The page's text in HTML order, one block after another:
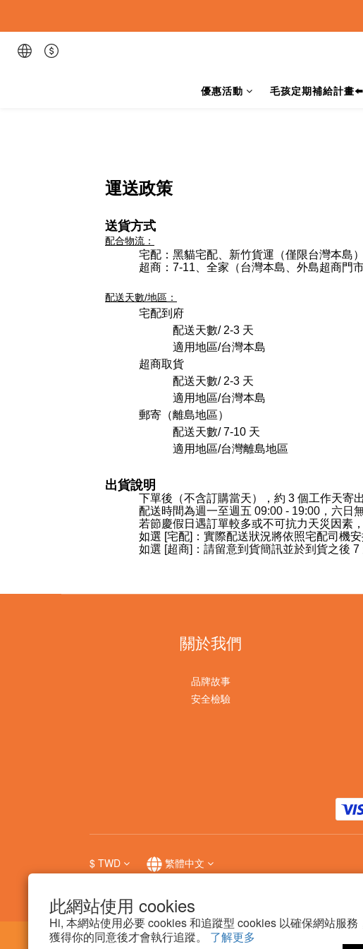
此網站使用 cookies
Hi, 本網站使用必要 cookies 和追蹤型 cookies 以確保網站服務
獲得你的同意後才會執行追蹤。 了解更多
優惠活動 毛孩定期補給計畫⬅️
運送政策
送貨方式
配合物流：
宅配：黑貓宅配 、新竹貨運 （僅限台灣本島）
超商：7-11、全家（台灣本島、外島超商門市
配送天數/地區：
宅配到府
配送天數/ 2-3 天
適用地區/台灣本島
超商取貨
配送天數/ 2-3 天
適用地區/台灣本島
郵寄（離島地區）
配送天數/7-10 天
適用地區/台灣離島地區
出貨說明
下單後（不含訂購當天），約 3 個工作天寄
配送時間為週一至週五 09:00 - 19:00，六日
若節慶假日遇訂單較多或不可抗力天災因素
如選 [宅配]：實際配送狀況將依照宅配司機
如選 [超商]：請留意到貨簡訊並於到貨之後 7
關於我們
品牌故事
安全檢驗
$ TWD 繁體中文
提